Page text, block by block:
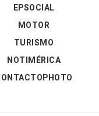
EPSOCIAL
MOTOR
TURISMO
NOTIMÉRICA